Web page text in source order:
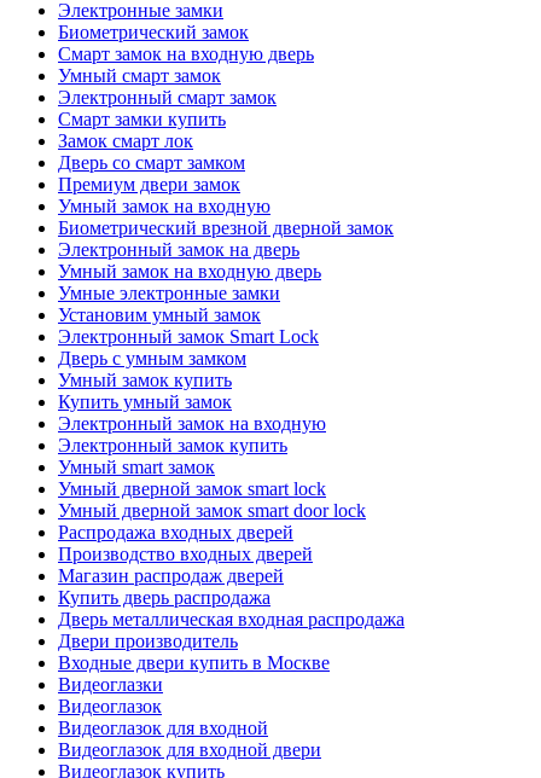
Электронные замки
Биометрический замок
Смарт замок на входную дверь
Умный смарт замок
Электронный смарт замок
Смарт замки купить
Замок смарт лок
Дверь со смарт замком
Премиум двери замок
Умный замок на входную
Биометрический врезной дверной замок
Электронный замок на дверь
Умный замок на входную дверь
Умные электронные замки
Установим умный замок
Электронный замок Smart Lock
Дверь с умным замком
Умный замок купить
Купить умный замок
Электронный замок на входную
Электронный замок купить
Умный smart замок
Умный дверной замок smart lock
Умный дверной замок smart door lock
Распродажа входных дверей
Производство входных дверей
Магазин распродаж дверей
Купить дверь распродажа
Дверь металлическая входная распродажа
Двери производитель
Входные двери купить в Москве
Видеоглазки
Видеоглазок
Видеоглазок для входной
Видеоглазок для входной двери
Видеоглазок купить